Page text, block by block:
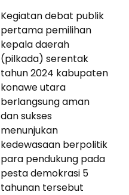
Kegiatan debat publik
pertama pemilihan
kepala daerah
(pilkada) serentak
tahun 2024 kabupaten
konawe utara
berlangsung aman
dan sukses
menunjukan
kedewasaan berpolitik
para pendukung pada
pesta demokrasi 5
tahunan tersebut